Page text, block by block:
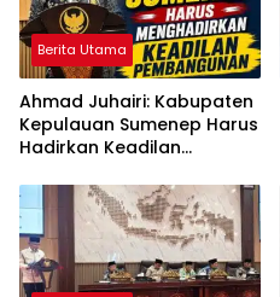
Berita Utama
Ahmad Juhairi: Kabupaten
Kepulauan Sumenep Harus
Hadirkan Keadilan
Sekadar Ganti Nama